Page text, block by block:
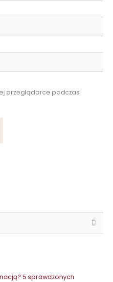
przeglądarce podczas
5 sprawdzonych